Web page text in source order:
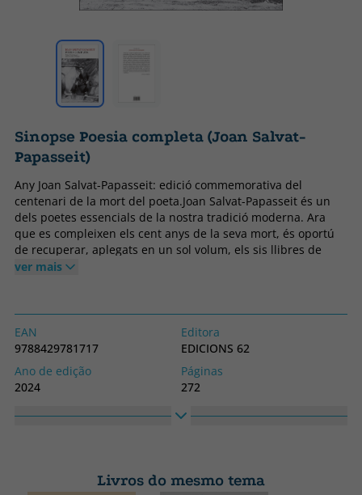
Sinopse Poesia completa (Joan Salvat-
Papasseit)
Any Joan Salvat-Papasseit: edició commemorativa del
centenari de la mort del poeta.Joan Salvat-Papasseit és un
dels poetes essencials de la nostra tradició moderna. Ara
que es compleixen els cent anys de la seva mort, és oportú
de recuperar, aplegats en un sol volum, els sis llibres de
poemes que van sortir entre 1919 i 1925, afegint-hi els
aquesta edició, proposa una nova valoració de la poesia de
Salvat-Papasseit.
ver mais
EAN
9788429781717
Editora
EDICIONS 62
Ano de edição
2024
Páginas
272
Idioma
Livros do mesmo tema